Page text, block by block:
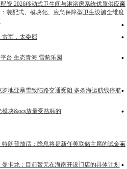
资 2026移动式卫生间与淋浴房系统优质供应商
装配式、模块化、应急保障型卫生设施全维度
雷军，太委屈
台 生态青海 雪豹乐园
罗地亚暴雪致陆路交通受阻 多条海运航线停航
模块&ocs放量受益标的
特朗普放话：降息将是新任美联储主席的试金石
曼卡龙：目前暂无在海南开设门店的具体计划